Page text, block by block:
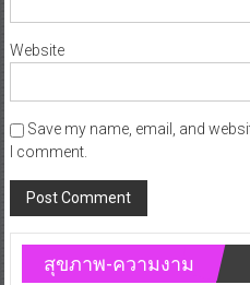
Website
Save my name, email, and
I comment.
สุขภาพ-ความงาม